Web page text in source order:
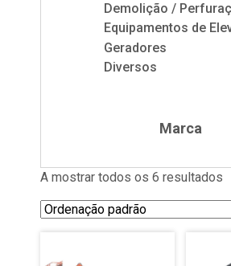
Demolição /
Equipamentos de
Geradores
Diversos
Marca
A mostrar todos os 6 resultados